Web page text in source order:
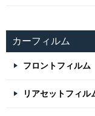
カーフィルム
フロントフィルム
リアセットフィル